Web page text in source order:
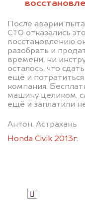
После аварии
СТО отказались
восстановлению
разобрать и
времени, ни
осталось, что
ещё и
компания.
машину целиком,
ещё и заплатили
Антон, Астрахань
Honda Civik 2013г.
Мы купим
дороже,